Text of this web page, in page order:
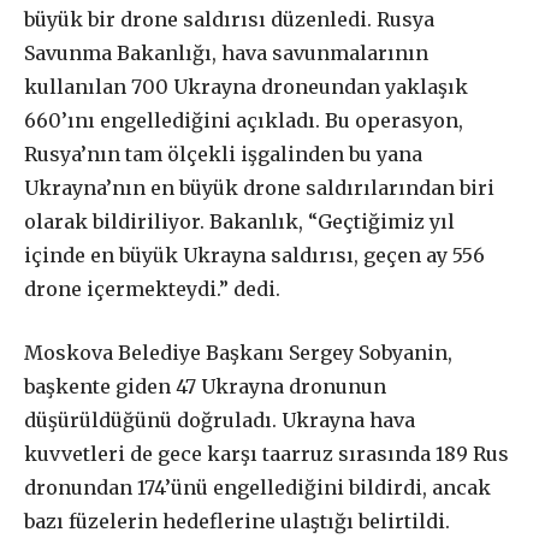
büyük bir drone saldırısı düzenledi. Rusya
Savunma Bakanlığı, hava savunmalarının
kullanılan 700 Ukrayna droneundan yaklaşık
660’ını engellediğini açıkladı. Bu operasyon,
Rusya’nın tam ölçekli işgalinden bu yana
Ukrayna’nın en büyük drone saldırılarından biri
olarak bildiriliyor. Bakanlık, “Geçtiğimiz yıl
içinde en büyük Ukrayna saldırısı, geçen ay 556
drone içermekteydi.” dedi.
Moskova Belediye Başkanı Sergey Sobyanin,
başkente giden 47 Ukrayna dronunun
düşürüldüğünü doğruladı. Ukrayna hava
kuvvetleri de gece karşı taarruz sırasında 189 Rus
dronundan 174’ünü engellediğini bildirdi, ancak
bazı füzelerin hedeflerine ulaştığı belirtildi.